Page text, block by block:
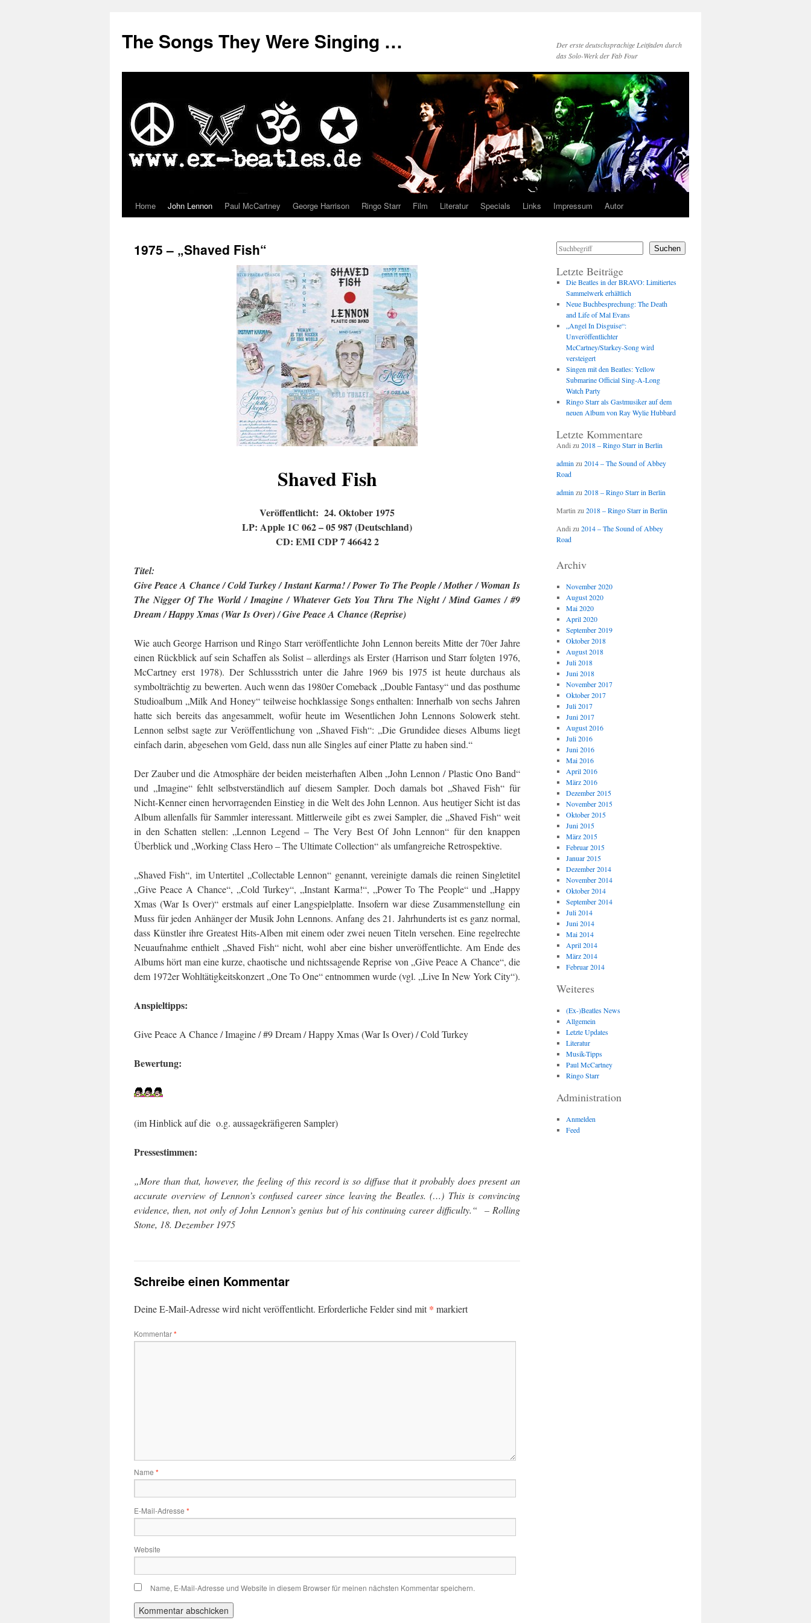
The Songs They Were Singing …
Der erste deutschsprachige Leitfaden durch
das Solo-Werk der Fab Four
Zum
springen
Home John Lennon Paul McCartney George Harrison Ringo Starr Film Literatur Specials Links Impressum Autor
1975 – „Shaved Fish“
Shaved Fish
Veröffentlicht: 24. Oktober 1975
LP: Apple 1C 062 – 05 987 (Deutschland)
CD: EMI CDP 7 46642 2
Titel:
Give Peace A Chance / Cold Turkey / Instant Karma! / Power To The People / Mother / Woman Is
The Nigger Of The World / Imagine / Whatever Gets You Thru The Night / Mind Games / #9
Dream / Happy Xmas (War Is Over) / Give Peace A Chance (Reprise)
Wie auch George Harrison und Ringo Starr veröffentlichte John Lennon bereits Mitte der 70er Jahre
einen Rückblick auf sein Schaffen als Solist – allerdings als Erster (Harrison und Starr folgten 1976,
McCartney erst 1978). Der Schlussstrich unter die Jahre 1969 bis 1975 ist heute durchaus als
symbolträchtig zu bewerten. Auch wenn das 1980er Comeback „Double Fantasy“ und das posthume
Studioalbum „Milk And Honey“ teilweise hochklassige Songs enthalten: Innerhalb von sechs Jahren
hatte sich bereits das angesammelt, wofür heute im Wesentlichen John Lennons Solowerk steht.
Lennon selbst sagte zur Veröffentlichung von „Shaved Fish“: „Die Grundidee dieses Albums liegt
einfach darin, abgesehen vom Geld, dass nun alle Singles auf einer Platte zu haben sind.“
Der Zauber und die Atmosphäre der beiden meisterhaften Alben „John Lennon / Plastic Ono Band“
und „Imagine“ fehlt selbstverständlich auf diesem Sampler. Doch damals bot „Shaved Fish“ für
Nicht-Kenner einen hervorragenden Einstieg in die Welt des John Lennon. Aus heutiger Sicht ist das
Album allenfalls für Sammler interessant. Mittlerweile gibt es zwei Sampler, die „Shaved Fish“ weit
in den Schatten stellen: „Lennon Legend – The Very Best Of John Lennon“ für den knappen
Überblick und „Working Class Hero – The Ultimate Collection“ als umfangreiche Retrospektive.
„Shaved Fish“, im Untertitel „Collectable Lennon“ genannt, vereinigte damals die reinen Singletitel
„Give Peace A Chance“, „Cold Turkey“, „Instant Karma!“, „Power To The People“ und „Happy
Xmas (War Is Over)“ erstmals auf einer Langspielplatte. Insofern war diese Zusammenstellung ein
Muss für jeden Anhänger der Musik John Lennons. Anfang des 21. Jahrhunderts ist es ganz normal,
dass Künstler ihre Greatest Hits-Alben mit einem oder zwei neuen Titeln versehen. Eine regelrechte
Neuaufnahme enthielt „Shaved Fish“ nicht, wohl aber eine bisher unveröffentlichte. Am Ende des
Albums hört man eine kurze, chaotische und nichtssagende Reprise von „Give Peace A Chance“, die
dem 1972er Wohltätigkeitskonzert „One To One“ entnommen wurde (vgl. „Live In New York City“).
Anspieltipps:
Give Peace A Chance / Imagine / #9 Dream / Happy Xmas (War Is Over) / Cold Turkey
Bewertung:
(im Hinblick auf die o.g. aussagekräfigeren Sampler)
Pressestimmen:
„More than that, however, the feeling of this record is so diffuse that it probably does present an
accurate overview of Lennon’s confused career since leaving the Beatles. (…) This is convincing
evidence, then, not only of John Lennon’s genius but of his continuing career difficulty.“ – Rolling
Stone, 18. Dezember 1975
Schreibe einen Kommentar
Deine E-Mail-Adresse wird nicht veröffentlicht. Erforderliche Felder sind mit* markiert
Kommentar*
Name *
E-Mail-Adresse *
Website
Name, E-Mail-Adresse und Website in diesem Browser für meinen nächsten Kommentar speichern.
Suchen
Letzte Beiträge
Die Beatles in der BRAVO: Limitiertes
Sammelwerk erhältlich
Neue Buchbesprechung: The Death
and Life of Mal Evans
„Angel In Disguise“:
Unveröffentlichter
McCartney/Starkey-Song wird
versteigert
Singen mit den Beatles: Yellow
Submarine Official Sing-A-Long
Watch Party
Ringo Starr als Gastmusiker auf dem
neuen Album von Ray Wylie Hubbard
Letzte Kommentare
Andi zu 2018 – Ringo Starr in Berlin
admin zu 2014 – The Sound of Abbey
Road
admin zu 2018 – Ringo Starr in Berlin
Martin zu 2018 – Ringo Starr in Berlin
Andi zu 2014 – The Sound of Abbey
Road
Archiv
November 2020
August 2020
Mai 2020
April 2020
September 2019
Oktober 2018
August 2018
Juli 2018
Juni 2018
November 2017
Oktober 2017
Juli 2017
Juni 2017
August 2016
Juli 2016
Juni 2016
Mai 2016
April 2016
März 2016
Dezember 2015
November 2015
Oktober 2015
Juni 2015
März 2015
Februar 2015
Januar 2015
Dezember 2014
November 2014
Oktober 2014
September 2014
Juli 2014
Juni 2014
Mai 2014
April 2014
März 2014
Februar 2014
Weiteres
(Ex-)Beatles News
Allgemein
Letzte Updates
Literatur
Musik-Tipps
Paul McCartney
Ringo Starr
Administration
Anmelden
Feed